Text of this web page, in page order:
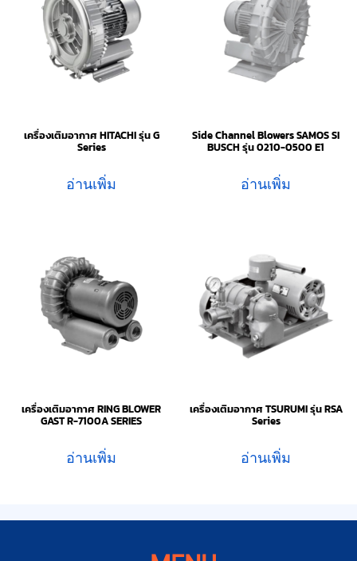
เครื่องเติมอากาศ HITACHI รุ่น G
Series
อ่านเพิ่ม
Side Channel Blowers SAMOS SI
BUSCH รุ่น 0210-0500 E1
อ่านเพิ่ม
เครื่องเติมอากาศ RING BLOWER
GAST R-7100A SERIES
อ่านเพิ่ม
เครื่องเติมอากาศ TSURUMI รุ่น RSA
Series
อ่านเพิ่ม